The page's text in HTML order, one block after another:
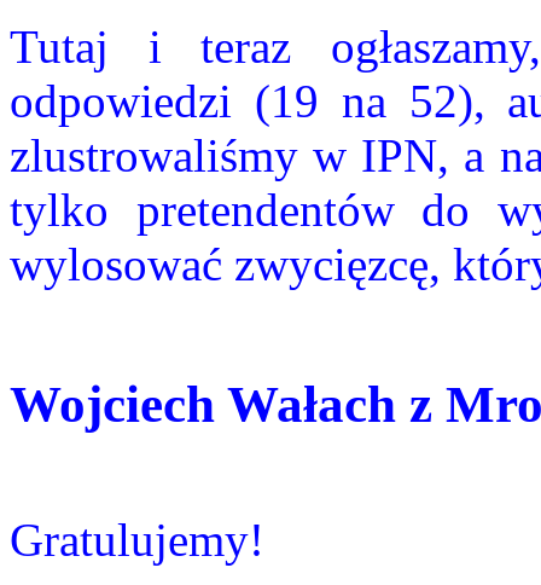
Tutaj i teraz
odpowiedzi (19 na 52),
zlustrowaliśmy w IPN, a
tylko pretendentów do
wylosować zwycięzcę,
Wojciech Wałach z
Gratulujemy!